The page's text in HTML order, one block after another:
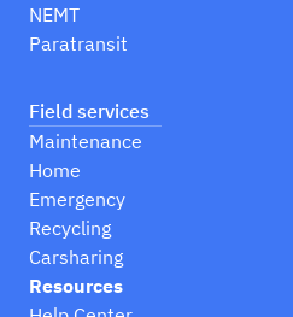
NEMT
Paratransit
Field services
Maintenance
Home
Emergency
Recycling
Carsharing
Resources